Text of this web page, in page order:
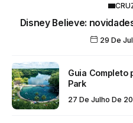
Disney Believe:
29 De
Guia Completo
Park
27 De Julho De